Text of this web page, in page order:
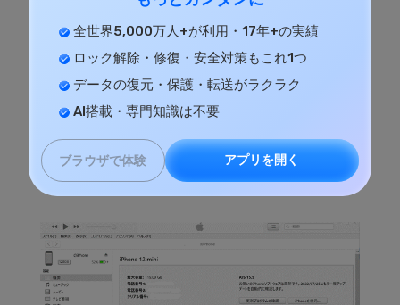
全世界5,000万人+が利用・17年+の実績
ロック解除・修復・安全対策もこれ1つ
データの復元・保護・転送がラクラク
AI搭載・専門知識は不要
ブラウザで体験 アプリを開く
から復元ボタンをクリックし、復元をクリックし
ます。